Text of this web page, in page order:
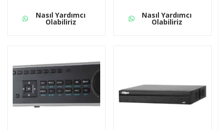
Nasıl Yardımcı
Olabiliriz
Nasıl Yardımcı
Olabiliriz